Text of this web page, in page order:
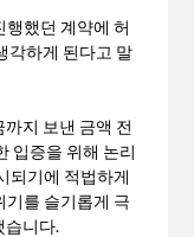
했던 계약에 허
각하게 된다고 말
지 보낸 금액 전
입증을 위해 논리
되기에 적법하게
기를 슬기롭게 극
습니다.